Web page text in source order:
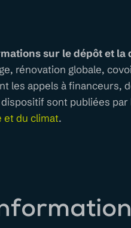
sur le dépôt et la
rénovation globale,
les appels à financeurs,
sont publiées par
et du climat.